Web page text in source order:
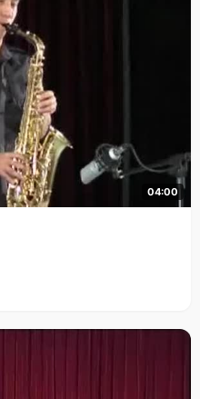
04:00